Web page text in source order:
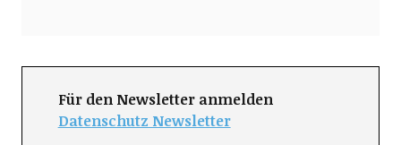
Für den Newsletter anmelden
Datenschutz Newsletter